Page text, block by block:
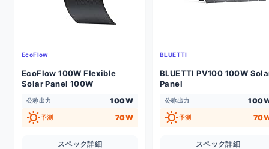
EcoFlow
EcoFlow 100W Flexible
Solar Panel 100W
公称出力 100W
sunny予測 70W
スペック詳細
BLUETTI
BLUETTI PV100 100W
Panel
公称出力
sunny予測
スペック詳細